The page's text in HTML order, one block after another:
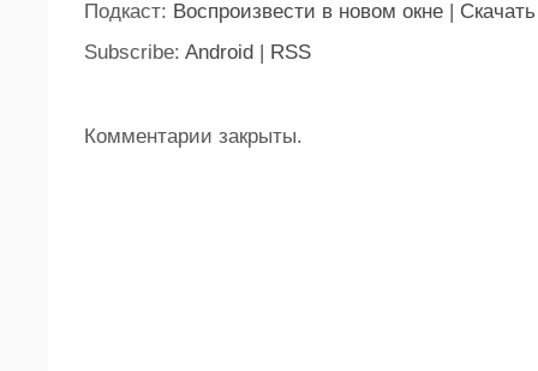
Подкаст: Воспроизвести в новом окне | Скачать
Subscribe: Android | RSS
Комментарии закрыты.